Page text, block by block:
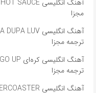
مجزا
ترجمه مجزا
ترجمه مجزا